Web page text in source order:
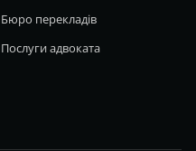
Бюро перекладів
Послуги адвоката